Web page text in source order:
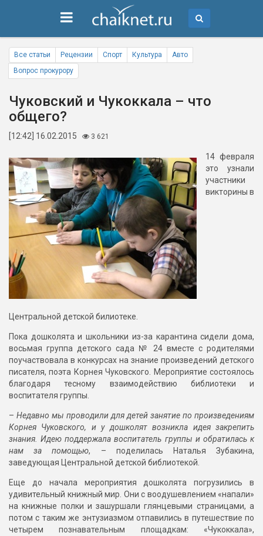
Все статьи Рецензии Спорт Культура
Авто
Вопрос прокурору
Чуковский и Чукоккала – что
общего?
[12:42] 16.02.2015 3 621
14 февраля
это узнали
участники
викторины в
Центральной детской билиотеке.
Пока дошколята и школьники из-за карантина сидели дома,
восьмая группа детского сада № 24 вместе с родителями
поучаствовала в конкурсах на знание произведений детского
писателя, поэта Корнея Чуковского. Мероприятие состоялось
благодаря тесному взаимодействию библиотеки и
воспитателя группы.
– Недавно мы проводили для детей занятие по произведениям
Корнея Чуковского, и у дошколят возникла идея закрепить
знания. Идею поддержала воспитатель группы и обратилась к
нам за помощью, – поделилась Наталья Зубакина,
заведующая Центральной детской библиотекой.
Еще до начала мероприятия дошколята погрузились в
удивительный книжный мир. Они с воодушевлением «напали»
на книжные полки и зашуршали глянцевыми страницами, а
потом с таким же энтузиазмом отпавились в путешествие по
четырем познавательным площадкам: «Чукоккала»,